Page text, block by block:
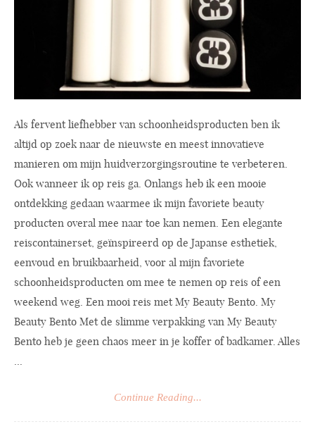
Als fervent liefhebber van schoonheidsproducten ben ik
altijd op zoek naar de nieuwste en meest innovatieve
manieren om mijn huidverzorgingsroutine te verbeteren.
Ook wanneer ik op reis ga. Onlangs heb ik een mooie
ontdekking gedaan waarmee ik mijn favoriete beauty
producten overal mee naar toe kan nemen. Een elegante
reiscontainerset, geïnspireerd op de Japanse esthetiek,
eenvoud en bruikbaarheid, voor al mijn favoriete
schoonheidsproducten om mee te nemen op reis of een
weekend weg. Een mooi reis met My Beauty Bento. My
Beauty Bento Met de slimme verpakking van My Beauty
Bento heb je geen chaos meer in je koffer of badkamer. Alles
...
Continue Reading...